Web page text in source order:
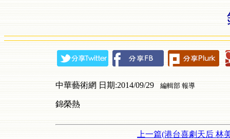
中華藝術網 日期:2014/09/29 編輯部 報導
錦榮熱
上一篇(港台喜劇天后 林